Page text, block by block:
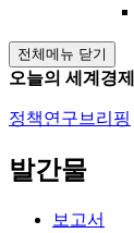
전체메뉴 닫기
오늘의 세계경제
정책연구브리핑
발간물
보고서